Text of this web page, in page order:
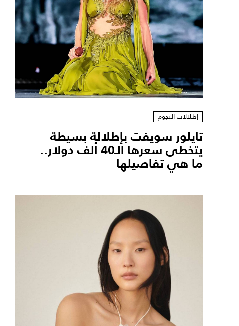
إطلالات النجوم
تايلور سويفت بإطلالة بسيطة
يتخطى سعرها الـ40 ألف دولار..
ما هي تفاصيلها